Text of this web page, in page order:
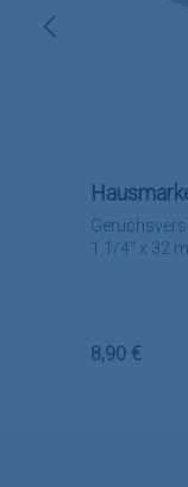
1 1/4" x 32
Regulärer
8,90 €